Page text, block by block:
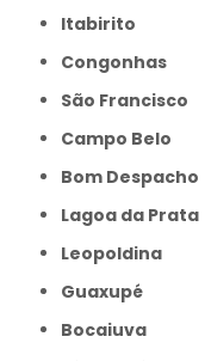
Itabirito
Congonhas
São Francisco
Campo Belo
Bom Despacho
Lagoa da Prata
Leopoldina
Guaxupé
Bocaiuva